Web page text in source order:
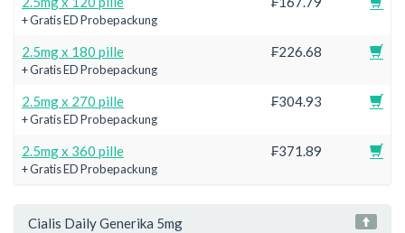
+ Gratis ED Probepackung
2.5mg x 180 pille
+ Gratis ED Probepackung
₣226.68
2.5mg x 270 pille
+ Gratis ED Probepackung
₣304.93
2.5mg x 360 pille
+ Gratis ED Probepackung
₣371.89
Cialis Daily Generika 5mg